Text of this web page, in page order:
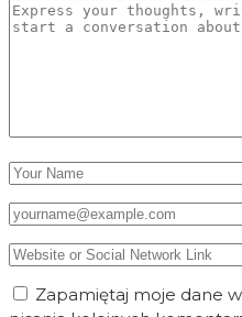
Zapamiętaj moje dane